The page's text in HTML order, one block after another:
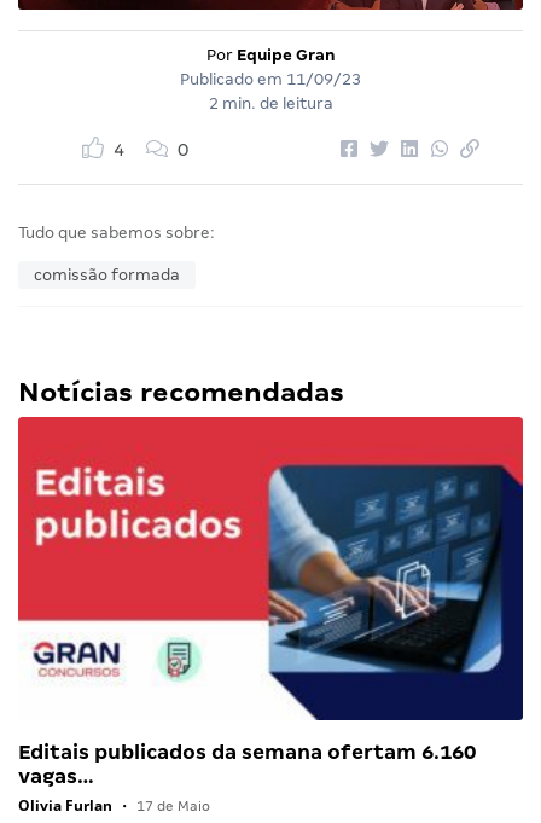
Por Equipe Gran
Publicado em 11/09/23
2 min. de leitura
4 0
Tudo que sabemos sobre:
comissão formada
Notícias recomendadas
Editais publicados da semana ofertam 6.160
vagas…
Olivia Furlan • 17 de Maio